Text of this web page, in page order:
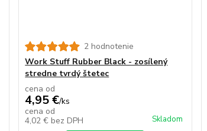
2 hodnotenie
Work Stuff Rubber Black - zosílený
stredne tvrdý štetec
cena od
4,95 €/ks
cena od
4,02 € bez DPH Skladom